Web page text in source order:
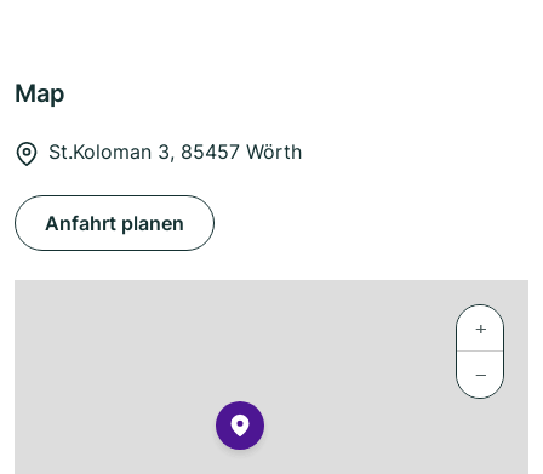
Map
St.Koloman 3, 85457 Wörth
Anfahrt planen
+
−